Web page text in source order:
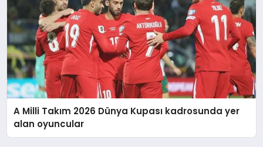
EKONOMI
DÜNYA
BILIM VE TEKNOLOJI
A Milli Takım 2026 Dünya Kupası kadrosunda yer
alan oyuncular